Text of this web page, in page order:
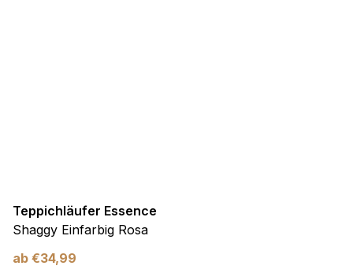
Teppichläufer Essence
Shaggy Einfarbig Rosa
ab €34,99